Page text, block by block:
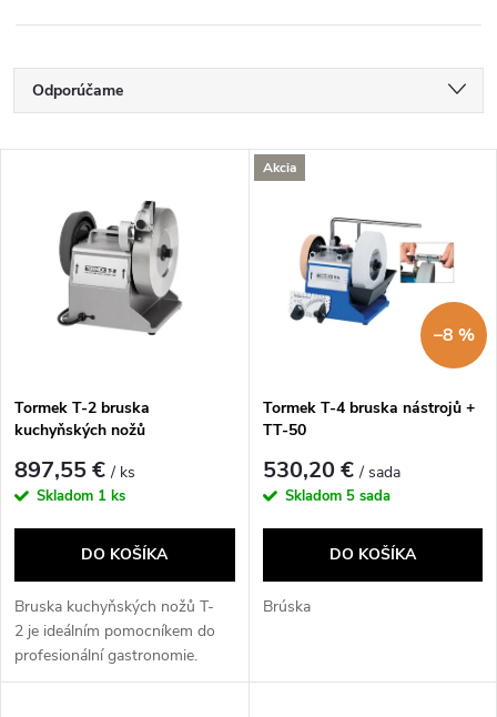
R
a
e
p
r
o
d
Odporúčame
Najpredávanejšie
Abecedne
s
p
r
d
u
Tormek T-2 bruska
kuchyňských nožů
897,55 €/ ks
Skladom 1 ks
DO KOŠÍKA
Bruska kuchyňských nožů T-
2 je ideálním pomocníkem do
profesionální gastronomie.
Bruska disponuje...
Akcia
–8 %
Tormek T-4 bruska nástrojů +
TT-50
530,20 €/ sada
Skladom 5 sada
DO KOŠÍKA
Brúska